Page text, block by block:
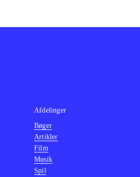
Afdelinger
Bøger
Artikler
Film
Musik
Spil